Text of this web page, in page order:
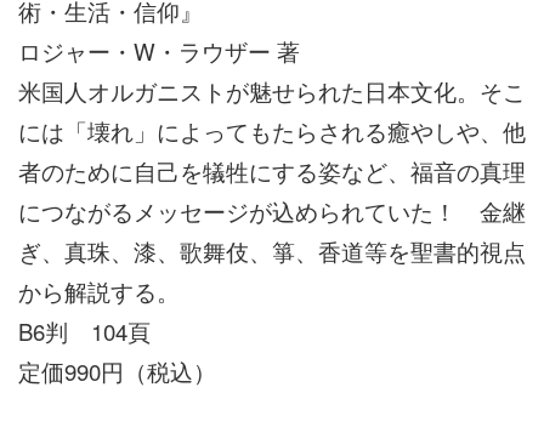
術・生活・信仰』
ロジャー・W・ラウザー 著
米国人オルガニストが魅せられた日本文化。そこ
には「壊れ」によってもたらされる癒やしや、他
者のために自己を犠牲にする姿など、福音の真理
につながるメッセージが込められていた！ 金継
ぎ、真珠、漆、歌舞伎、箏、香道等を聖書的視点
から解説する。
B6判 104頁
定価990円（税込）